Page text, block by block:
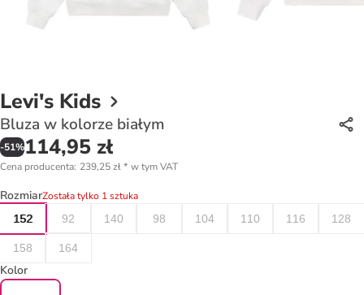
Levi's Kids
Bluza w kolorze białym
-51%114,95 zł
Cena producenta: 239,25 zł* w tym VAT
RozmiarZostała tylko 1 sztuka
152
92 140 98 104 110 116 128
158 164
Kolor